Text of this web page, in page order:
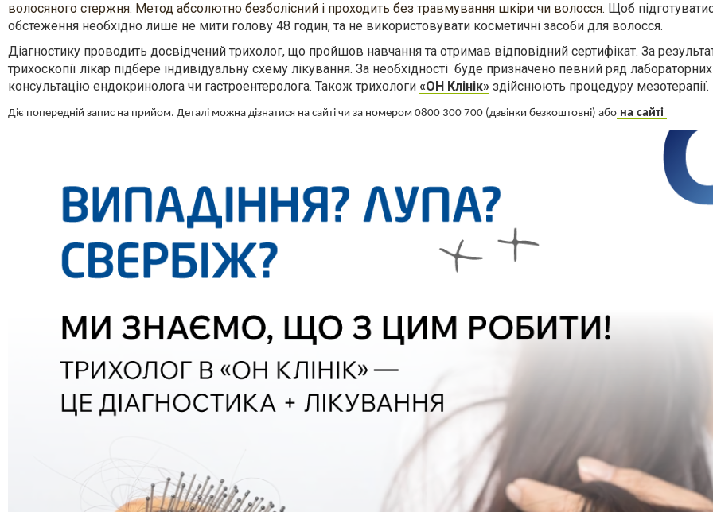
волосяного стержня. Метод абсолютно безболісний і проходить без травмування шкіри чи волосся. Щоб
обстеження необхідно лише не мити голову 48 годин, та не використовувати косметичні засоби для волосся.
Діагностику проводить досвідчений трихолог, що пройшов навчання та отримав відповідний сертифікат. За
трихоскопії лікар підбере індивідуальну схему лікування. За необхідності буде призначено певний ряд
консультацію ендокринолога чи гастроентеролога. Також трихологи «ОН Клінік» здійснюють процедуру мезотерапії.
Діє попередній запис на прийом. Деталі можна дізнатися на сайті чи за номером 0800 300 700 (дзвінки безкоштовні) або на сайті